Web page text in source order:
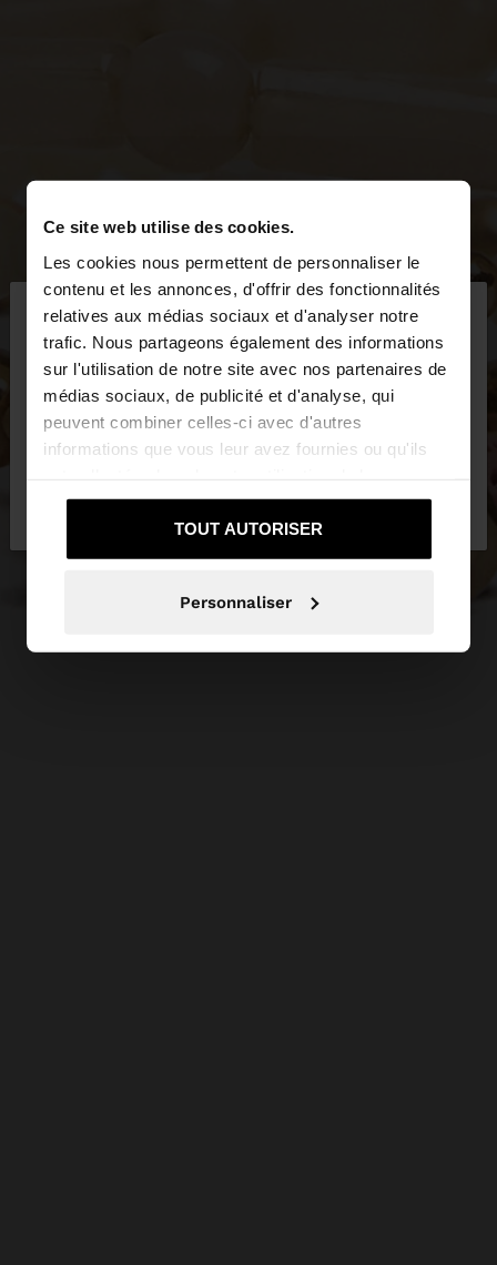
Ce site web utilise des cookies.
Les cookies nous permettent de personnaliser le
contenu et les annonces, d'offrir des fonctionnalités
relatives aux médias sociaux et d'analyser notre
trafic. Nous partageons également des informations
sur l'utilisation de notre site avec nos partenaires de
médias sociaux, de publicité et d'analyse, qui
peuvent combiner celles-ci avec d'autres
informations que vous leur avez fournies ou qu'ils
services.
TOUT AUTORISER
Personnaliser
bonjour ×
Vous accédez au site depuis France. Voulez-vous
parcourir notre site au United States?